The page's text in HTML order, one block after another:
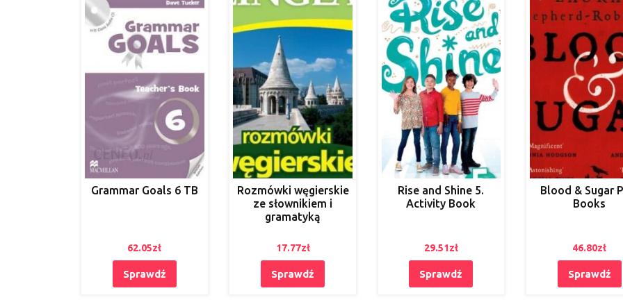
Grammar Goals 6 TB
62.05zł
Sprawdź
Rozmówki węgierskie
ze słownikiem i
gramatyką
17.77zł
Sprawdź
Rise and Shine 5.
Activity Book
29.51zł
Sprawdź
Blood & Sugar
Books
46.80zł
Sprawdź